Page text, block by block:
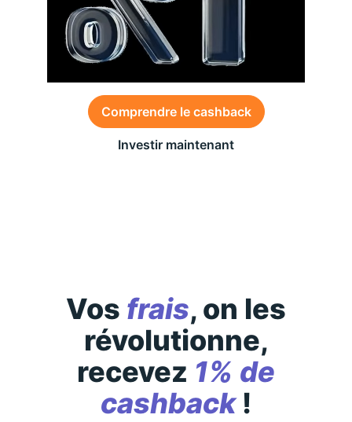
Comprendre le cashback
Investir maintenant
Vos frais, on les
révolutionne,
recevez 1% de
cashback!